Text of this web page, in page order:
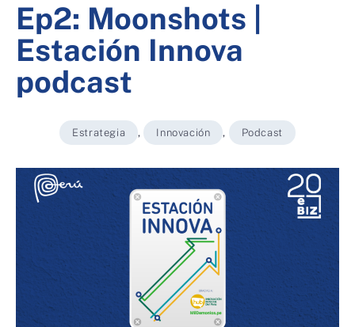
Ep2: Moonshots |
Estación Innova
podcast
Estrategia , Innovación , Podcast